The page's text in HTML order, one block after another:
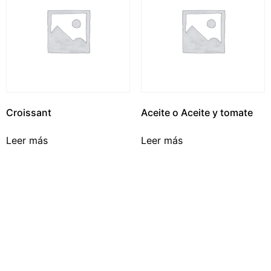
Croissant
Leer más
Aceite o Aceite y tomate
Leer más